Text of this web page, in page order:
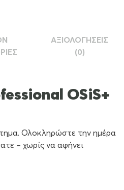
ΑΞΙΟΛΟΓΉΣΕΙΣ
(0)
OSiS+
Ολοκληρώστε την ημέρα
– χωρίς να αφήνει